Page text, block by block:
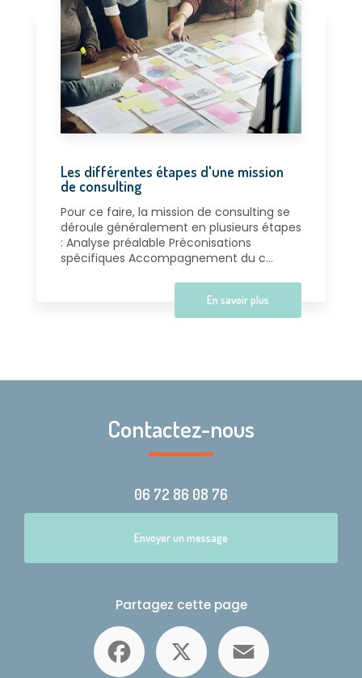
Les différentes étapes d'une mission
de consulting
Pour ce faire, la mission de consulting se
déroule généralement en plusieurs étapes
: Analyse préalable Préconisations
spécifiques Accompagnement du c...
En savoir plus
Contactez-nous
06 72 86 08 76
Envoyer un message
Partagez cette page
Facebook